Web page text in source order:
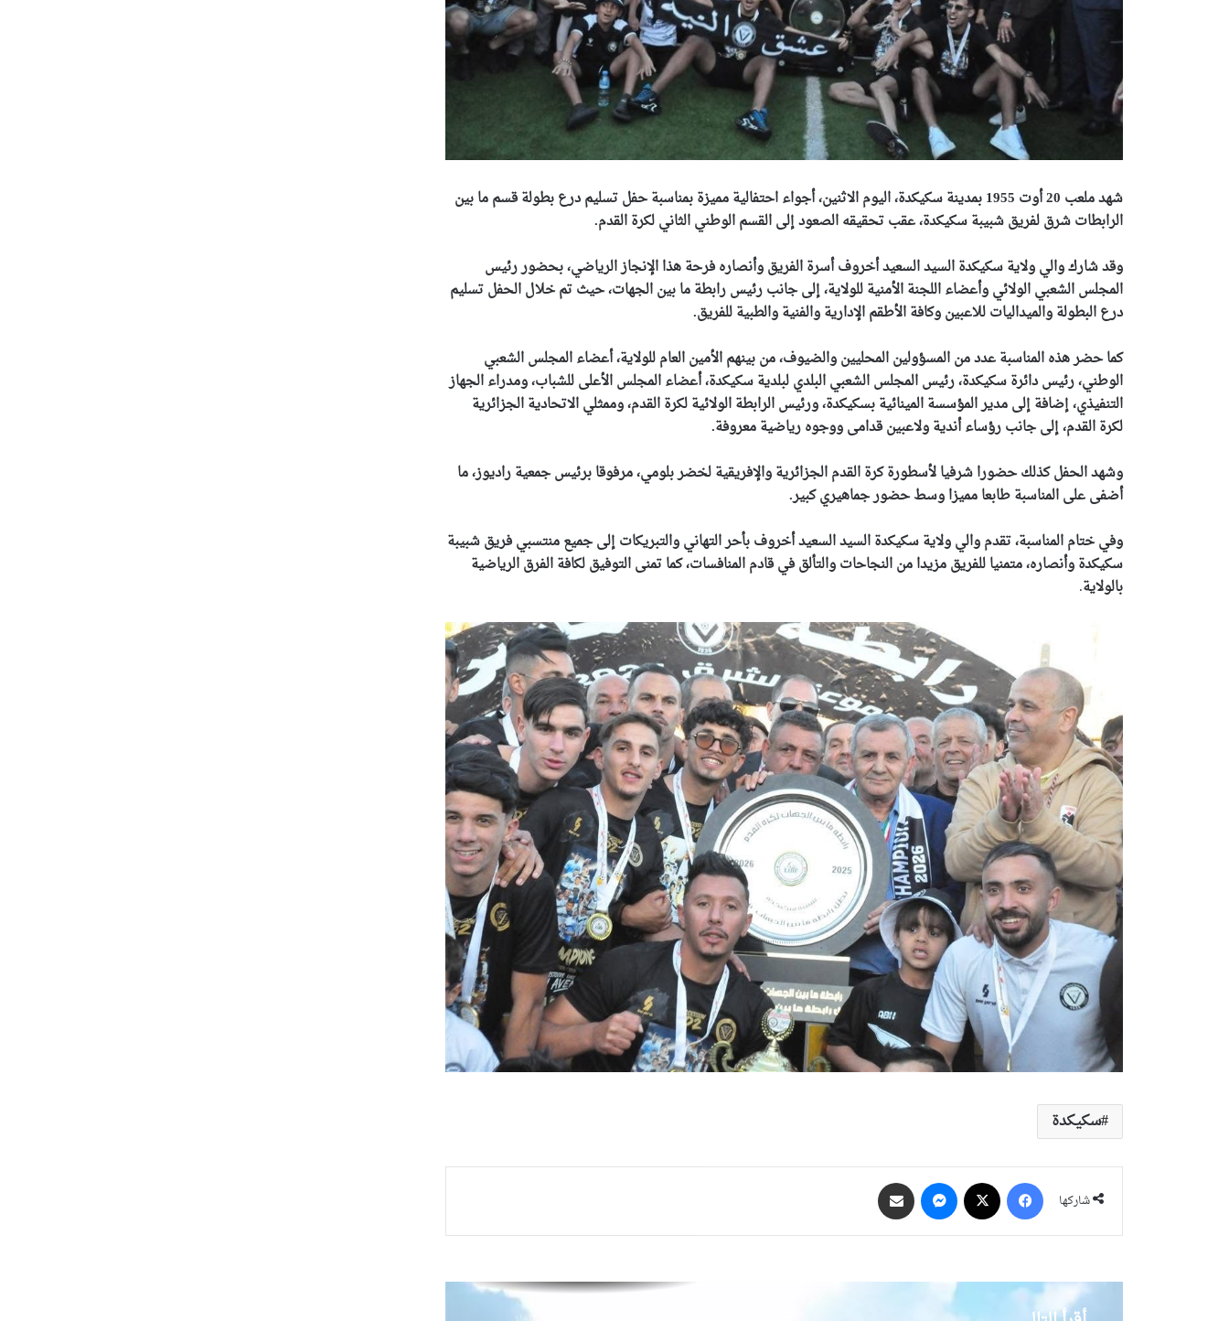
شهد ملعب 20 أوت 1955 بمدينة سكيكدة، اليوم الاثنين، أجواء احتفالية مميزة بمناسبة حفل تسليم درع بطولة قسم ما بين
الرابطات شرق لفريق شبيبة سكيكدة، عقب تحقيقه الصعود إلى القسم الوطني الثاني لكرة القدم.
وقد شارك والي ولاية سكيكدة السيد السعيد أخروف أسرة الفريق وأنصاره فرحة هذا الإنجاز الرياضي، بحضور رئيس
المجلس الشعبي الولائي وأعضاء اللجنة الأمنية للولاية، إلى جانب رئيس رابطة ما بين الجهات، حيث تم خلال الحفل تسليم
درع البطولة والميداليات للاعبين وكافة الأطقم الإدارية والفنية والطبية للفريق.
كما حضر هذه المناسبة عدد من المسؤولين المحليين والضيوف، من بينهم الأمين العام للولاية، أعضاء المجلس الشعبي
الوطني، رئيس دائرة سكيكدة، رئيس المجلس الشعبي البلدي لبلدية سكيكدة، أعضاء المجلس الأعلى للشباب، ومدراء الجهاز
التنفيذي، إضافة إلى مدير المؤسسة المينائية بسكيكدة، ورئيس الرابطة الولائية لكرة القدم، وممثلي الاتحادية الجزائرية
لكرة القدم، إلى جانب رؤساء أندية ولاعبين قدامىووجوه رياضية معروفة.
وشهد الحفل كذلك حضورا شرفيا لأسطورة كرة القدم الجزائرية والإفريقية لخضر بلومي، مرفوقا برئيس جمعية راديوز، ما
أضفى على المناسبة طابعا مميزا وسط حضور جماهيري كبير.
وفي ختام المناسبة، تقدم والي ولاية سكيكدة السيد السعيد أخروف بأحر التهاني والتبريكات إلى جميع منتسبي فريق شبيبة
سكيكدة وأنصاره، متمنيا للفريق مزيدا من النجاحات والتألق في قادم المنافسات، كما تمنى التوفيق لكافة الفرق الرياضية
بالولاية.
سكيكدة
شاركها
فيسبوك ماسنجر
رياض محرز يتوج بجائزة أفضل
لاعب في المباراة ويقود الخضر
إلى الدور الـ32
انتصار ثمين يعيد الأمل.. الخضر
يحسمون مواجهة الأردن
احتفال عربي باليوم العالمي
للملكية الفكرية تحت شعار “القوة
الخفية وراء تطور الرياضة”
بعد معسكر لورانس.. المنتخب
يتحدون المسافات لمؤازرة
انطلاق تربصات المقياس الثاني